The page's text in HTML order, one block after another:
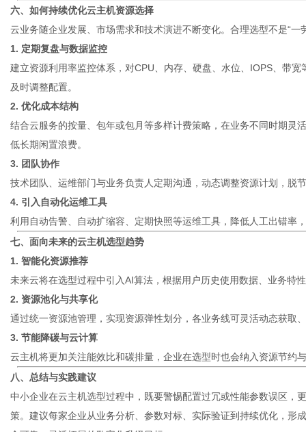
六、如何持续优化云主机资源选择
云业务随企业发展、市场需求和技术演进不断变化。合理选型不是“一
1. 定期复盘与数据监控
建立资源利用率监控体系，对CPU、内存、硬盘、水位、IOPS、带
及时调整配置。
2. 优化成本结构
结合云服务的按量、包年或包月等多样计费策略，在业务不同时期灵
低长期闲置浪费。
3. 团队协作
技术团队、运维部门与业务负责人定期沟通，动态调整资源计划，脱
4. 引入自动化运维工具
利用自动告警、自动扩缩容、定期快照等运维工具，降低人工出错率
七、面向未来的云主机选型趋势
1. 智能化资源推荐
未来云将在选型过程中引入AI算法，根据用户历史使用数据、业务特
2. 资源池化与共享化
通过统一资源池管理，实现资源弹性划分，各业务线可灵活动态获取
3. 节能降碳与云计算
云主机将更加关注能效比和碳排量，企业在选型时也会纳入资源节约
八、总结与实践建议
中小企业在云主机选型过程中，既要警惕配置过冗或性能参数误区，
策。建议每家企业从业务分析、参数对标、实际验证到持续优化，形